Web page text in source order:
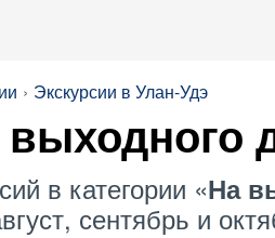
Экскурсии в Улан-Удэ
выходного
в категории «На
сентябрь и